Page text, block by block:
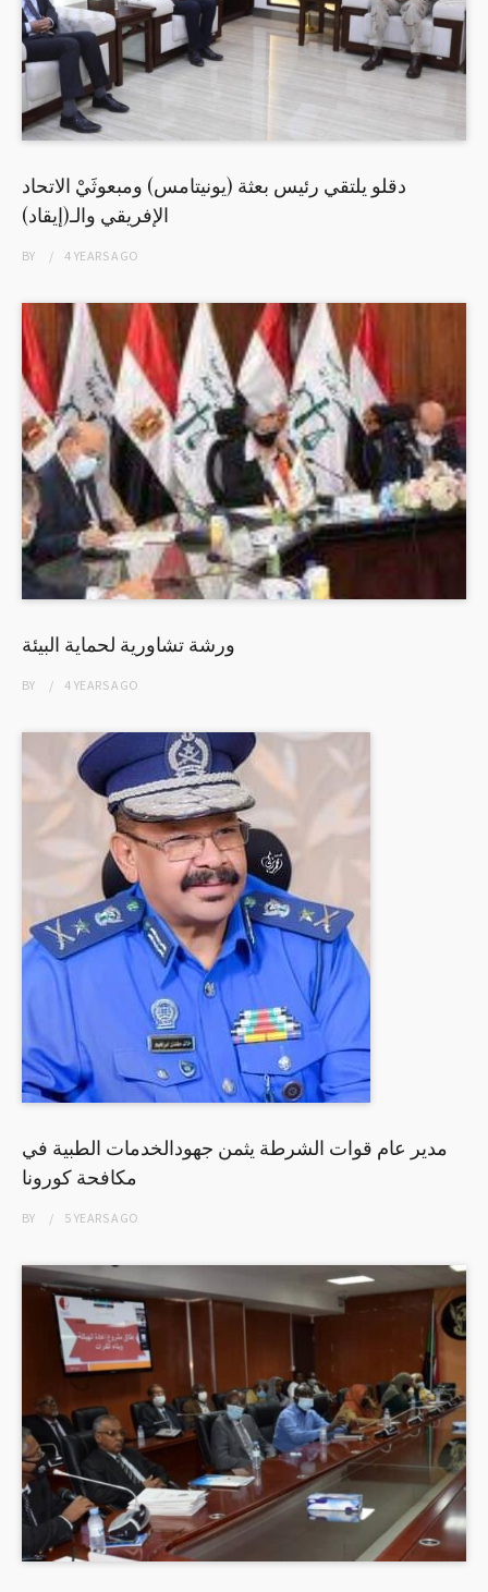
دقلو يلتقي رئيس بعثة (يونيتامس) ومبعوثَيْ الاتحاد
الإفريقي والـ(إيقاد)
BY 4 YEARSAGO
ورشة تشاورية لحماية البيئة
BY 4 YEARSAGO
مدير عام قوات الشرطة يثمن جهودالخدمات الطبية في
مكافحة كورونا
BY 5 YEARSAGO